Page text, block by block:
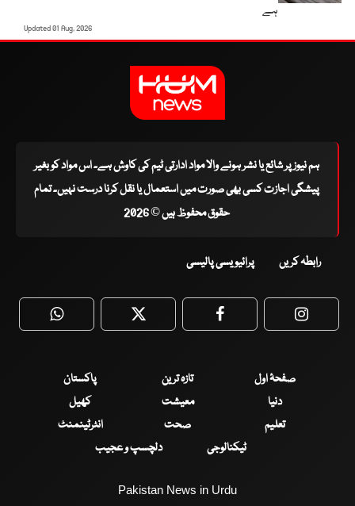
ہے
Updated 01 Aug, 2026
ہم نیوز پر شائع یا نشر ہونے والا مواد ادارتی ٹیم کی کاوش ہے۔ اس مواد کو بغیر
پیشگی اجازت کسی بھی صورت میں استعمال یا نقل کرنا درست نہیں۔ تمام
حقوق محفوظ ہیں © 2026
رابطہ کریں پرائیویسی پالیسی
WhatsApp Twitter Facebook
صفحۂ اول تازہ ترین
پاکستان
دنیا
معیشت
کھیل
تعلیم
صحت
انٹرٹینمنٹ
ٹیکنالوجی
دلچسپ و عجیب
Pakistan News in Urdu